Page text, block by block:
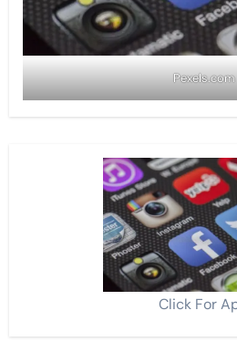
Pexels.com
Click For